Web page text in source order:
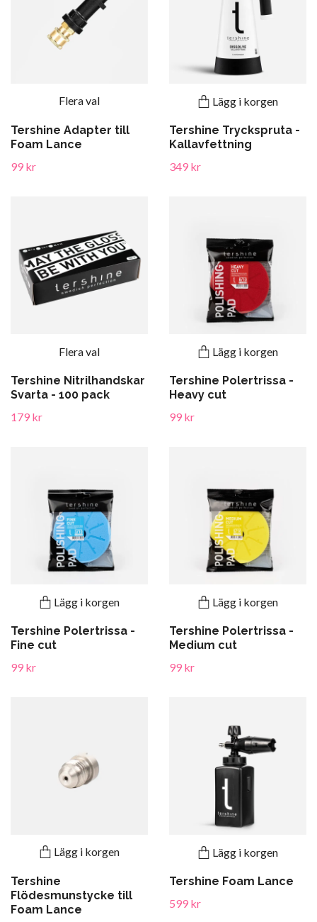
Flera val
Tershine Adapter till
Foam Lance
99 kr
Lägg i korgen
Tershine Tryckspruta -
Kallavfettning
349 kr
Flera val
Tershine Nitrilhandskar
Svarta - 100 pack
179 kr
Lägg i korgen
Tershine Polertrissa -
Heavy cut
99 kr
Lägg i korgen
Tershine Polertrissa -
Fine cut
99 kr
Lägg i korgen
Tershine Polertrissa -
Medium cut
99 kr
Lägg i korgen
Tershine
Flödesmunstycke till
Foam Lance
Lägg i korgen
Tershine Foam Lance
599 kr